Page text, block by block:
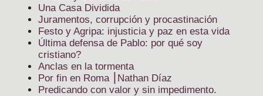
Una Casa Dividida
Juramentos, corrupción y procastinación
Festo y Agripa: injusticia y paz en esta vida
Última defensa de Pablo: por qué soy
cristiano?
Anclas en la tormenta
Por fin en Roma ⎮Nathan Díaz
Predicando con valor y sin impedimento.